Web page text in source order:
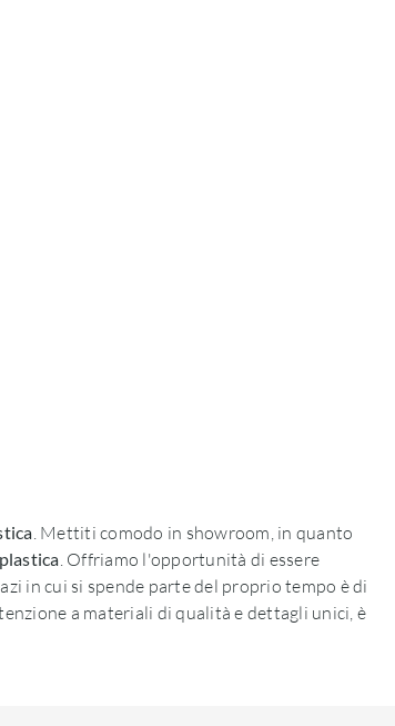
. Mettiti comodo in showroom, in quanto
. Offriamo l'opportunità di essere
in cui si spende parte del proprio tempo è di
a materiali di qualità e dettagli unici, è